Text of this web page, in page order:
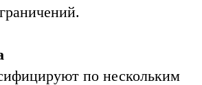
по нескольким